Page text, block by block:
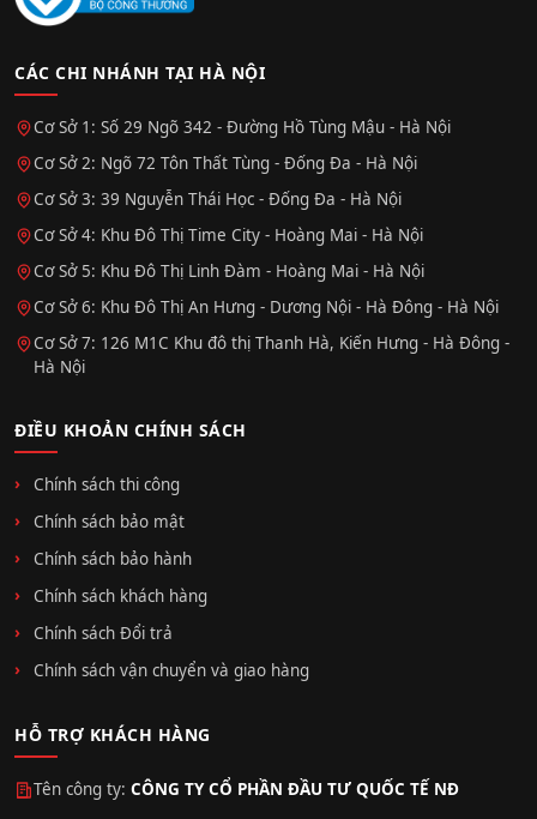
CÁC CHI NHÁNH TẠI HÀ NỘI
Cơ Sở 1: Số 29 Ngõ 342 - Đường Hồ Tùng Mậu - Hà Nội
Cơ Sở 2: Ngõ 72 Tôn Thất Tùng - Đống Đa - Hà Nội
Cơ Sở 3: 39 Nguyễn Thái Học - Đống Đa - Hà Nội
Cơ Sở 4: Khu Đô Thị Time City - Hoàng Mai - Hà Nội
Cơ Sở 5: Khu Đô Thị Linh Đàm - Hoàng Mai - Hà Nội
Cơ Sở 6: Khu Đô Thị An Hưng - Dương Nội - Hà Đông - Hà Nội
Cơ Sở 7: 126 M1C Khu đô thị Thanh Hà, Kiến Hưng - Hà Đông -
Hà Nội
ĐIỀU KHOẢN CHÍNH SÁCH
Chính sách thi công
Chính sách bảo mật
Chính sách bảo hành
Chính sách khách hàng
Chính sách Đổi trả
Chính sách vận chuyển và giao hàng
HỖ TRỢ KHÁCH HÀNG
Tên công ty: CÔNG TY CỔ PHẦN ĐẦU TƯ QUỐC TẾ NĐ